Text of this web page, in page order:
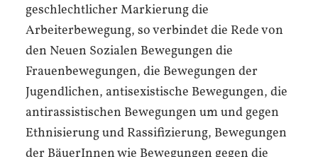
geschlechtlicher Markierung die
Arbeiterbewegung, so verbindet die Rede von
den Neuen Sozialen Bewegungen die
Frauenbewegungen, die Bewegungen der
Jugendlichen, antisexistische Bewegungen, die
antirassistischen Bewegungen um und gegen
Ethnisierung und Rassifizierung, Bewegungen